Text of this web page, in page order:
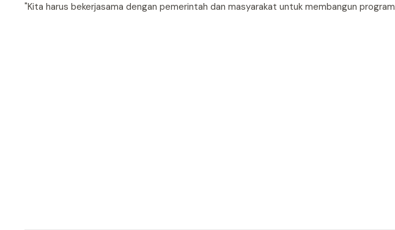
"Kita harus bekerjasama dengan pemerintah dan masyarakat untuk membangun